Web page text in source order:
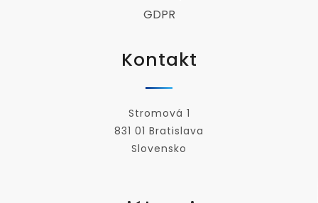
GDPR
Kontakt
Stromová 1
831 01 Bratislava
Slovensko